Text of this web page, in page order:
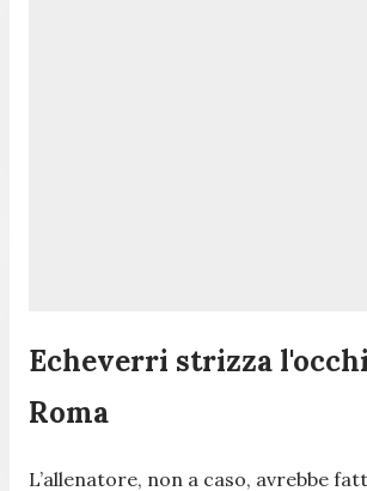
Echeverri strizza
Roma
L’allenatore, non a caso, avrebbe